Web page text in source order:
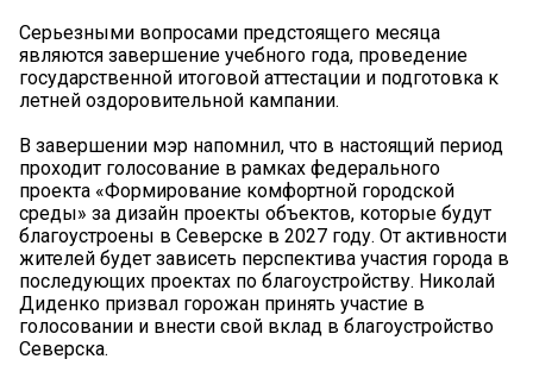
Серьезными вопросами предстоящего месяца
являются завершение учебного года, проведение
государственной итоговой аттестации и подготовка к
летней оздоровительной кампании.
В завершении мэр напомнил, что в настоящий период
проходит голосование в рамках федерального
проекта «Формирование комфортной городской
среды» за дизайн проекты объектов, которые будут
благоустроены в Северске в 2027 году. От активности
жителей будет зависеть перспектива участия города в
последующих проектах по благоустройству. Николай
Диденко призвал горожан принять участие в
голосовании и внести свой вклад в благоустройство
Северска.